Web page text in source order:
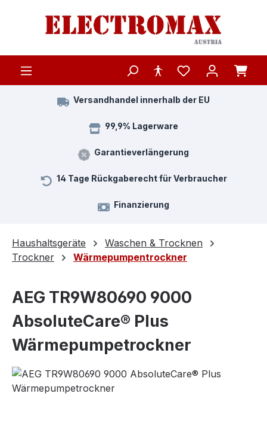
Zum Hauptinhalt springen
Versandhandel innerhalb der EU
99,9% Lagerware
Garantieverlängerung
14 Tage Rückgaberecht für Verbraucher
Finanzierung
Haushaltsgeräte
Waschen & Trocknen
Trockner
Wärmepumpentrockner
AEG TR9W80690 9000
AbsoluteCare® Plus
Wärmepumpetrockner
Bildergalerie überspringen